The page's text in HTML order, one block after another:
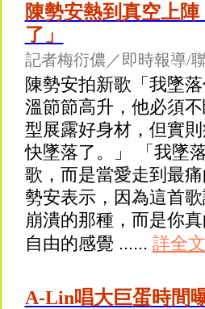
陳勢安熱到真空上
了」
記者梅衍儂／即時報導/
陳勢安拍新歌「我墜
溫節節高升，他必須
型展露好身材，但實
快墜落了。」 「我墜
歌，而是當愛走到最
勢安表示，因為這首
崩潰的那種，而是你
自由的感覺 ...... 詳全文
A-Lin唱大巨蛋時間